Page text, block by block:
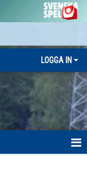
LOGGA IN